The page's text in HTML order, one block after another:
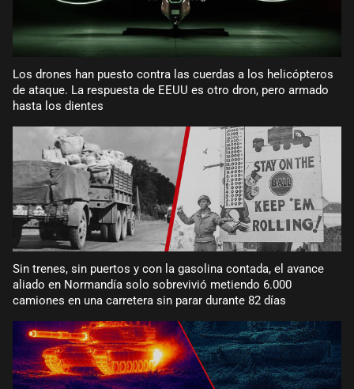
Los drones han puesto contra las cuerdas a los helicópteros
de ataque. La respuesta de EEUU es otro dron, pero armado
hasta los dientes
Sin trenes, sin puertos y con la gasolina contada, el avance
aliado en Normandía solo sobrevivió metiendo 6.000
camiones en una carretera sin parar durante 82 días